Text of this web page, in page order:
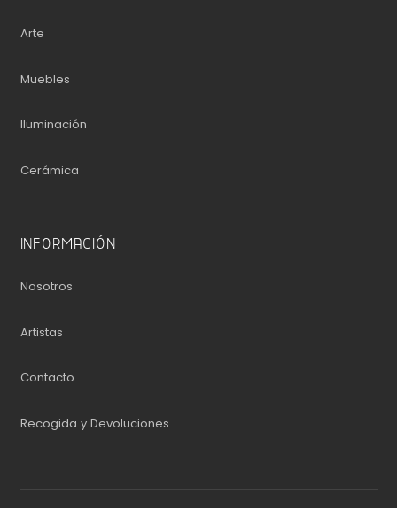
Arte
Muebles
Iluminación
Cerámica
INFORMACIÓN
Nosotros
Artistas
Contacto
Recogida y Devoluciones